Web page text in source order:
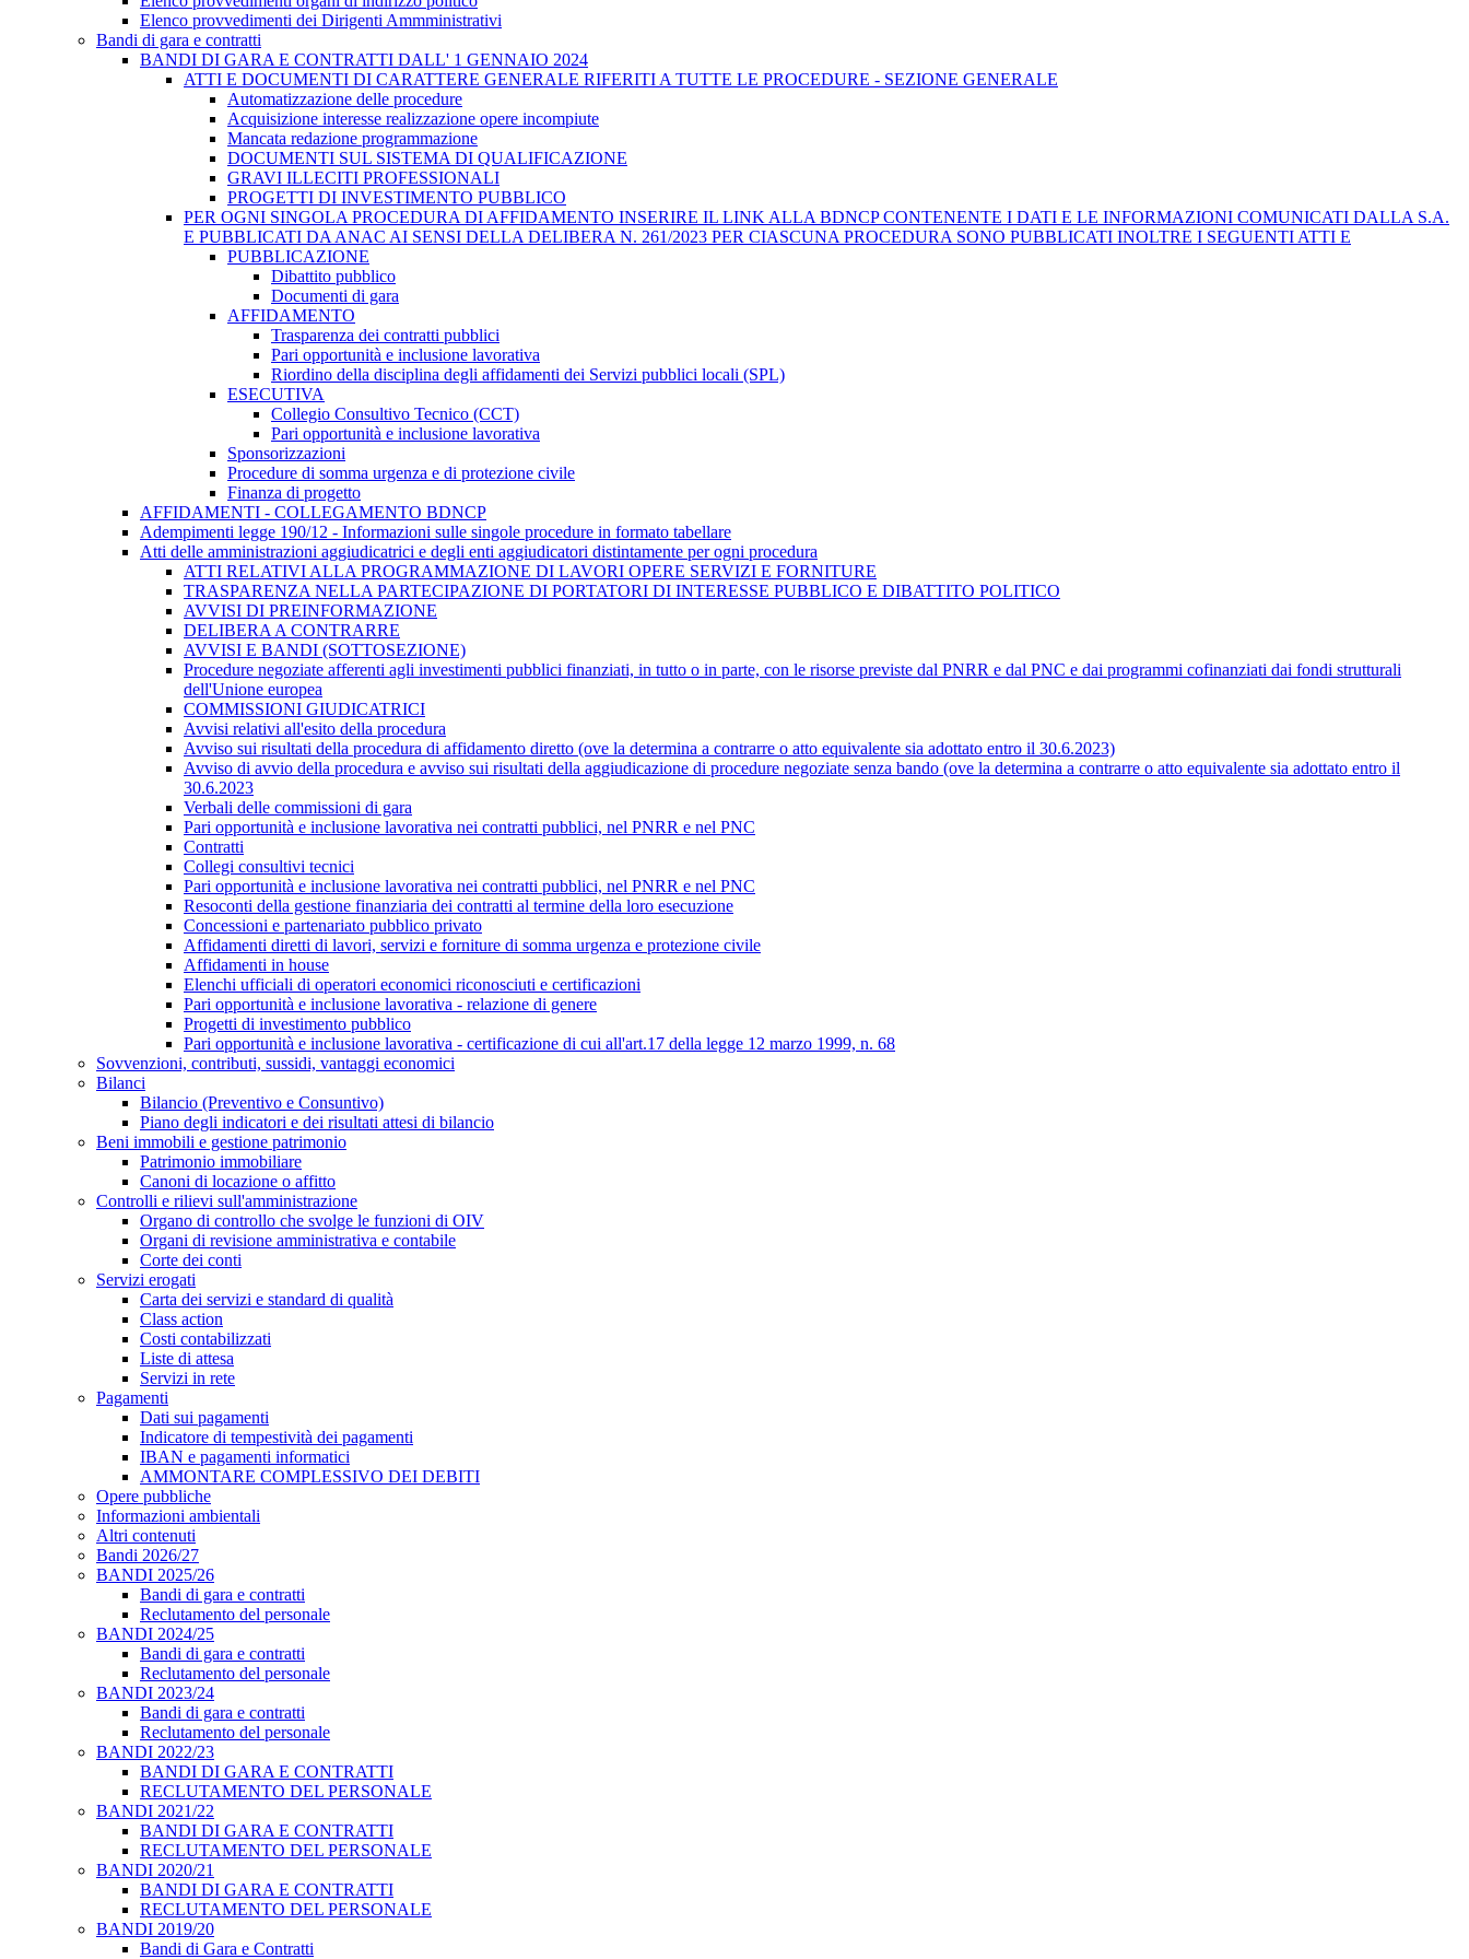
Elenco provvedimenti dei Dirigenti Ammministrativi
Bandi di gara e contratti
BANDI DI GARA E CONTRATTI DALL' 1 GENNAIO 2024
ATTI E DOCUMENTI DI CARATTERE GENERALE RIFERITI A TUTTE LE PROCEDURE - SEZIONE GENERALE
Automatizzazione delle procedure
Acquisizione interesse realizzazione opere incompiute
Mancata redazione programmazione
DOCUMENTI SUL SISTEMA DI QUALIFICAZIONE
GRAVI ILLECITI PROFESSIONALI
PROGETTI DI INVESTIMENTO PUBBLICO
PER OGNI SINGOLA PROCEDURA DI AFFIDAMENTO INSERIRE IL LINK ALLA BDNCP CONTENENTE I DATI E LE INFORMAZIONI COMUNICATI DALLA S.A.
E PUBBLICATI DA ANAC AI SENSI DELLA DELIBERA N. 261/2023 PER CIASCUNA PROCEDURA SONO PUBBLICATI INOLTRE I SEGUENTI ATTI E
PUBBLICAZIONE
Dibattito pubblico
Documenti di gara
AFFIDAMENTO
Trasparenza dei contratti pubblici
Pari opportunità e inclusione lavorativa
Riordino della disciplina degli affidamenti dei Servizi pubblici locali (SPL)
ESECUTIVA
Collegio Consultivo Tecnico (CCT)
Pari opportunità e inclusione lavorativa
Sponsorizzazioni
Procedure di somma urgenza e di protezione civile
Finanza di progetto
AFFIDAMENTI - COLLEGAMENTO BDNCP
Adempimenti legge 190/12 - Informazioni sulle singole procedure in formato tabellare
Atti delle amministrazioni aggiudicatrici e degli enti aggiudicatori distintamente per ogni procedura
ATTI RELATIVI ALLA PROGRAMMAZIONE DI LAVORI OPERE SERVIZI E FORNITURE
TRASPARENZA NELLA PARTECIPAZIONE DI PORTATORI DI INTERESSE PUBBLICO E DIBATTITO POLITICO
AVVISI DI PREINFORMAZIONE
DELIBERA A CONTRARRE
AVVISI E BANDI (SOTTOSEZIONE)
Procedure negoziate afferenti agli investimenti pubblici finanziati, in tutto o in parte, con le risorse previste dal PNRR e dal PNC e dai programmi cofinanziati dai fondi strutturali
dell'Unione europea
COMMISSIONI GIUDICATRICI
Avvisi relativi all'esito della procedura
Avviso sui risultati della procedura di affidamento diretto (ove la determina a contrarre o atto equivalente sia adottato entro il 30.6.2023)
Avviso di avvio della procedura e avviso sui risultati della aggiudicazione di procedure negoziate senza bando (ove la determina a contrarre o atto equivalente sia adottato entro il
30.6.2023
Verbali delle commissioni di gara
Pari opportunità e inclusione lavorativa nei contratti pubblici, nel PNRR e nel PNC
Contratti
Collegi consultivi tecnici
Pari opportunità e inclusione lavorativa nei contratti pubblici, nel PNRR e nel PNC
Resoconti della gestione finanziaria dei contratti al termine della loro esecuzione
Concessioni e partenariato pubblico privato
Affidamenti diretti di lavori, servizi e forniture di somma urgenza e protezione civile
Affidamenti in house
Elenchi ufficiali di operatori economici riconosciuti e certificazioni
Pari opportunità e inclusione lavorativa - relazione di genere
Progetti di investimento pubblico
Pari opportunità e inclusione lavorativa - certificazione di cui all'art.17 della legge 12 marzo 1999, n. 68
Sovvenzioni, contributi, sussidi, vantaggi economici
Bilanci
Bilancio (Preventivo e Consuntivo)
Piano degli indicatori e dei risultati attesi di bilancio
Beni immobili e gestione patrimonio
Patrimonio immobiliare
Canoni di locazione o affitto
Controlli e rilievi sull'amministrazione
Organo di controllo che svolge le funzioni di OIV
Organi di revisione amministrativa e contabile
Corte dei conti
Servizi erogati
Carta dei servizi e standard di qualità
Class action
Costi contabilizzati
Liste di attesa
Servizi in rete
Pagamenti
Dati sui pagamenti
Indicatore di tempestività dei pagamenti
IBAN e pagamenti informatici
AMMONTARE COMPLESSIVO DEI DEBITI
Opere pubbliche
Informazioni ambientali
Altri contenuti
Bandi 2026/27
BANDI 2025/26
Bandi di gara e contratti
Reclutamento del personale
BANDI 2024/25
Bandi di gara e contratti
Reclutamento del personale
BANDI 2023/24
Bandi di gara e contratti
Reclutamento del personale
BANDI 2022/23
BANDI DI GARA E CONTRATTI
RECLUTAMENTO DEL PERSONALE
BANDI 2021/22
BANDI DI GARA E CONTRATTI
RECLUTAMENTO DEL PERSONALE
BANDI 2020/21
BANDI DI GARA E CONTRATTI
RECLUTAMENTO DEL PERSONALE
BANDI 2019/20
Bandi di Gara e Contratti